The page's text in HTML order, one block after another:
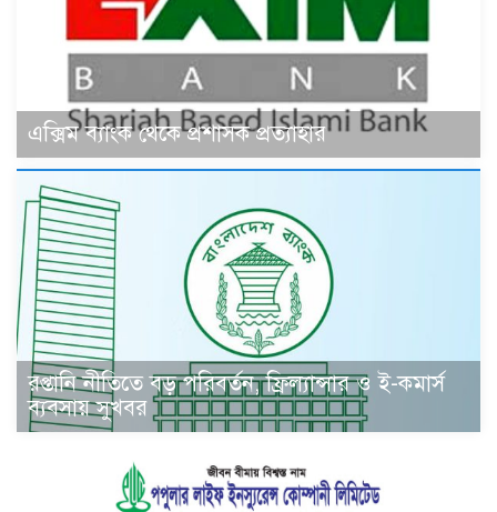
এক্সিম ব্যাংক থেকে প্রশাসক প্রত্যাহার
রপ্তানি নীতিতে বড় পরিবর্তন, ফ্রিল্যান্সার ও ই-কমার্স
ব্যবসায় সুখবর